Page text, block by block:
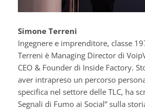
Simone Terreni
Ingegnere e imprenditore, classe
Terreni è Managing Director di
CEO & Founder di Inside Factory.
aver intrapreso un percorso
specifica nel settore delle TLC, ha
Segnali di Fumo ai Social” sulla